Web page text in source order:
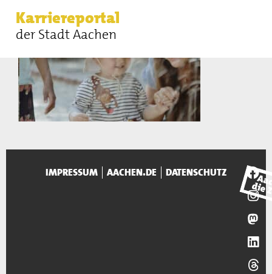
Karriereportal
der Stadt Aachen
IMPRESSUM AACHEN.DE DATENSCHUTZ